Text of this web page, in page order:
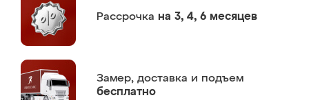
Рассрочка на 3, 4, 6 месяцев
Замер, доставка и подъем
бесплатно